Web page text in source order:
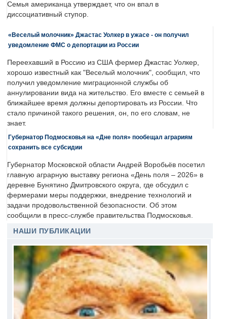
Семья американца утверждает, что он впал в
диссоциативный ступор.
«Веселый молочник» Джастас Уолкер в ужасе - он получил
уведомление ФМС о депортации из России
Переехавший в Россию из США фермер Джастас Уолкер,
хорошо известный как "Веселый молочник", сообщил, что
получил уведомление миграционной службы об
аннулировании вида на жительство. Его вместе с семьей в
ближайшее время должны депортировать из России. Что
стало причиной такого решения, он, по его словам, не
знает.
Губернатор Подмосковья на «Дне поля» пообещал аграриям
сохранить все субсидии
Губернатор Московской области Андрей Воробьёв посетил
главную аграрную выставку региона «День поля – 2026» в
деревне Бунятино Дмитровского округа, где обсудил с
фермерами меры поддержки, внедрение технологий и
задачи продовольственной безопасности. Об этом
сообщили в пресс-службе правительства Подмосковья.
НАШИ ПУБЛИКАЦИИ